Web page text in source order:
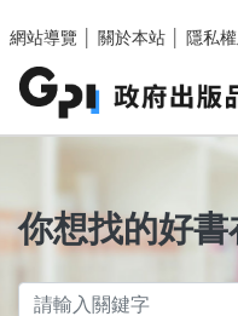
網站導覽
關於本站 隱私
你想找的好書